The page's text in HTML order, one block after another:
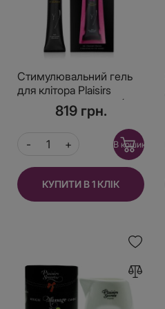
Стимулювальний гель
для клітора Plaisirs
Secrets Feu Damour (30
мл) розігрівальний
819 грн.
В кошик
КУПИТИ В 1 КЛІК